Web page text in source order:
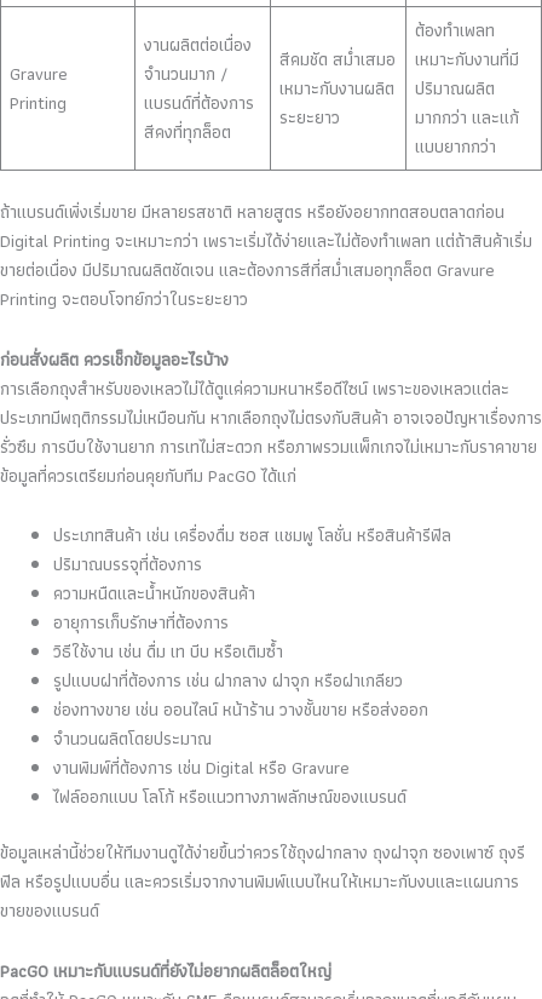
Gravure
Printing
งานผลิตต่อเนื่อง
จำนวนมาก /
แบรนด์ที่ต้องการ
สีคงที่ทุกล็อต
สีคมชัด สม่ำเสมอ
เหมาะกับงานผลิต
ระยะยาว
ต้องทำเพลท
เหมาะกับงานที่มี
ปริมาณผลิต
มากกว่า และแก้
แบบยากกว่า
ถ้าแบรนด์เพิ่งเริ่มขาย มีหลายรสชาติ หลายสูตร หรือยังอยากทดสอบตลาดก่อน
Digital Printing จะเหมาะกว่า เพราะเริ่มได้ง่ายและไม่ต้องทำเพลท แต่ถ้าสินค้าเริ่ม
ขายต่อเนื่อง มีปริมาณผลิตชัดเจน และต้องการสีที่สม่ำเสมอทุกล็อต Gravure
Printing จะตอบโจทย์กว่าในระยะยาว
ก่อนสั่งผลิต ควรเช็กข้อมูลอะไรบ้าง
การเลือกถุงสำหรับของเหลวไม่ได้ดูแค่ความหนาหรือดีไซน์ เพราะของเหลวแต่ละ
ประเภทมีพฤติกรรมไม่เหมือนกัน หากเลือกถุงไม่ตรงกับสินค้า อาจเจอปัญหาเรื่องการ
รั่วซึม การบีบใช้งานยาก การเทไม่สะดวก หรือภาพรวมแพ็กเกจไม่เหมาะกับราคาขาย
ข้อมูลที่ควรเตรียมก่อนคุยกับทีม PacGO ได้แก่
ประเภทสินค้า เช่น เครื่องดื่ม ซอส แชมพู โลชั่น หรือสินค้ารีฟิล
ปริมาณบรรจุที่ต้องการ
ความหนืดและน้ำหนักของสินค้า
อายุการเก็บรักษาที่ต้องการ
วิธีใช้งาน เช่น ดื่ม เท บีบ หรือเติมซ้ำ
รูปแบบฝาที่ต้องการ เช่น ฝากลาง ฝาจุก หรือฝาเกลียว
ช่องทางขาย เช่น ออนไลน์ หน้าร้าน วางชั้นขาย หรือส่งออก
จำนวนผลิตโดยประมาณ
งานพิมพ์ที่ต้องการ เช่น Digital หรือ Gravure
ไฟล์ออกแบบ โลโก้ หรือแนวทางภาพลักษณ์ของแบรนด์
ข้อมูลเหล่านี้ช่วยให้ทีมงานดูได้ง่ายขึ้นว่าควรใช้ถุงฝากลาง ถุงฝาจุก ซองเพาซ์ ถุงรี
ฟิล หรือรูปแบบอื่น และควรเริ่มจากงานพิมพ์แบบไหนให้เหมาะกับงบและแผนการ
ขายของแบรนด์
PacGO เหมาะกับแบรนด์ที่ยังไม่อยากผลิตล็อตใหญ่